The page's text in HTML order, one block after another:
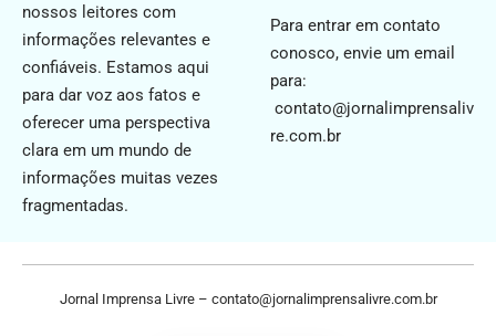
nossos leitores com
informações relevantes e
confiáveis. Estamos aqui
para dar voz aos fatos e
oferecer uma perspectiva
clara em um mundo de
informações muitas vezes
fragmentadas.
Para entrar em contato
conosco, envie um email
para:
contato@jornalimprensaliv
re.com.br
Jornal Imprensa Livre – contato@jornalimprensalivre.com.br